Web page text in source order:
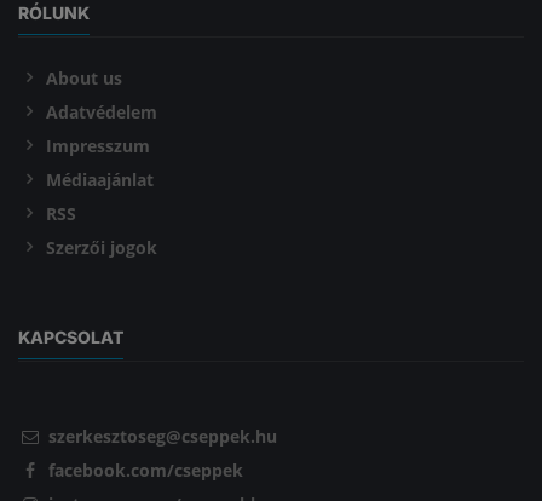
RÓLUNK
About us
Adatvédelem
Impresszum
Médiaajánlat
RSS
Szerzői jogok
KAPCSOLAT
szerkesztoseg@cseppek.hu
facebook.com/cseppek